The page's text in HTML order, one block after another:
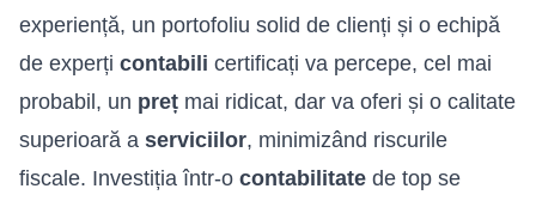
experiență, un portofoliu solid de clienți și o echipă
de experți contabili certificați va percepe, cel mai
probabil, un preț mai ridicat, dar va oferi și o calitate
superioară a serviciilor, minimizând riscurile
fiscale. Investiția într-o contabilitate de top se